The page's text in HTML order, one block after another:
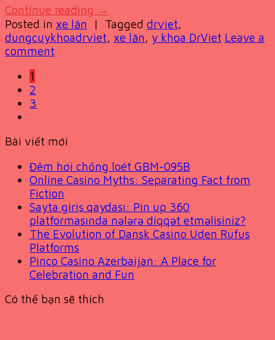
Continue reading →
Posted in xe lăn | Tagged drviet,
dungcuykhoadrviet, xe lăn, y khoa DrViet Leave a
comment
1
2
3
Bài viết mới
Đệm hơi chống loét GBM-095B
Online Casino Myths: Separating Fact from
Fiction
Sayta giriş qaydası: Pin up 360
platformasında nələrə diqqət etməlisiniz?
The Evolution of Dansk Casino Uden Rufus
Platforms
Pinco Casino Azerbaijan: A Place for
Celebration and Fun
Có thể bạn sẽ thích